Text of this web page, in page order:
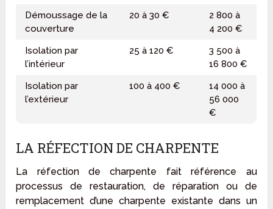
Démoussage de la
couverture
20 à 30 €
2 800 à
4 200 €
Isolation par
l’intérieur
25 à 120 €
3 500 à
16 800 €
Isolation par
l’extérieur
100 à 400 €
14 000 à
56 000
€
LA RÉFECTION DE CHARPENTE
La réfection de charpente fait référence au
processus de restauration, de réparation ou de
remplacement d’une charpente existante dans un